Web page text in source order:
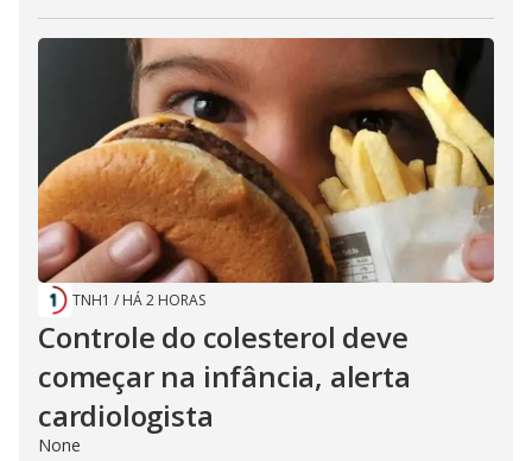
TNH1 / HÁ 2 HORAS
Controle do colesterol deve
começar na infância, alerta
cardiologista
None